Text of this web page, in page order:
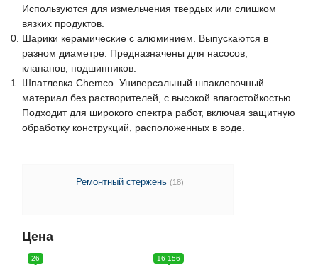
Ремонтный стержень (18)
Цена
26 16 156
Используются для измельчения твердых или слишком
вязких продуктов.
Шарики керамические с алюминием. Выпускаются в
разном диаметре. Предназначены для насосов,
клапанов, подшипников.
Шпатлевка Chemco. Универсальный шпаклевочный
материал без растворителей, с высокой влагостойкостью.
Подходит для широкого спектра работ, включая защитную
обработку конструкций, расположенных в воде.